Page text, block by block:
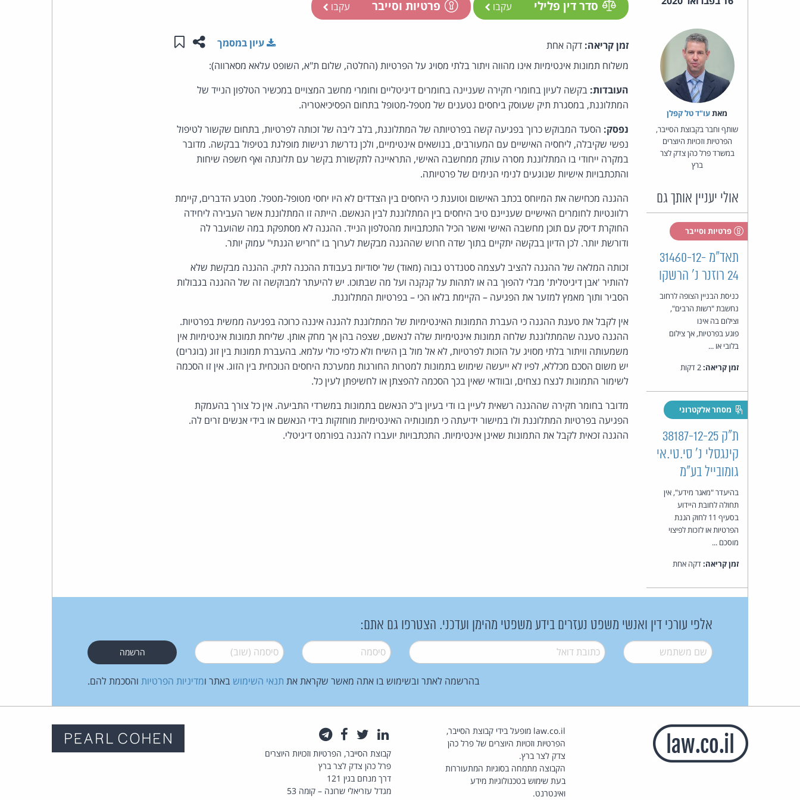
סדר דין פלילי עקבו פרטיות וסייבר עקבו
מאת‏עו"ד טל קפלן
שותף וחבר בקבוצת הסייבר,
הפרטיות וזכויות היוצרים
במשרד פרל כהן צדק לצר
ברץ
אולי יעניין אותך גם
פרטיות וסייבר
תאד"מ 31460-12-
24 רוזנר נ' הרשקו
כניסת הבניין הצופה לרחוב
נחשבת "רשות הרבים",
וצילום בה אינו
פוגע בפרטיות, אך צילום
בלובי או ...
זמן קריאה:
מסחר אלקטרוני
ת"ק 38187-12-25
קינגסלי נ' סי.טי.אי
גומובייל בע"מ
בהיעדר "מאגר מידע", אין
תחולה לחובת היידוע
בסעיף 11 לחוק הגנת
הפרטיות או לזכות לפיצוי
מוסכם ...
זמן קריאה:דקה אחת
זמן קריאה: דקה אחת שתפו עמוד זה
שמור ב"תכנים שלי"
עיון במסמך
משלוח תמונות אינטימיות אינו מהווה ויתור בלתי מסויג על הפרטיות (החלטה, שלום ת"א, השופט עלאא מסארווה):
העובדות: בקשה לעיון בחומרי חקירה שעניינה בחומרים דיגיטליים וחומרי מחשב המצויים במכשיר הטלפון הנייד של
המתלוננת, במסגרת תיק שעוסק ביחסים נטענים של מטפל-מטופל בתחום הפסיכיאטריה.
נפסק: הסעד המבוקש כרוך בפגיעה קשה בפרטיותה של המתלוננת, בלב ליבה של זכותה לפרטיות, בתחום שקשור לטיפול
נפשי שקיבלה, ליחסיה האישיים עם המעורבים, בנושאים אינטימיים, ולכן נדרשת רגישות מופלגת בטיפול בבקשה. מדובר
במקרה ייחודי בו המתלוננת מסרה עותק ממחשבה האישי, התראיינה לתקשורת בקשר עם תלונתה ואף חשפה שיחות
והתכתבויות אישיות שנוגעים לנימי הנימים של פרטיותה.
ההגנה מכחישה את המיוחס בכתב האישום וטוענת כי היחסים בין הצדדים לא היו יחסי מטופל-מטפל. מטבע הדברים, קיימת
רלוונטיות לחומרים האישיים שעניינם טיב היחסים בין המתלוננת לבין הנאשם. הייתה זו המתלוננת אשר העבירה ליחידה
החוקרת דיסק עם תוכן מחשבה האישי ואשר הכיל התכתבויות מהטלפון הנייד. ההגנה לא מסתפקת במה שהועבר לה
ודורשת יותר. לכן הדיון בבקשה יתקיים בתוך שדה חרוש שההגנה מבקשת לערוך בו "חריש הגנתי" עמוק יותר.
זכותה המלאה של ההגנה להציב לעצמה סטנדרט גבוה (מאוד) של יסודיות בעבודת ההכנה לתיק. ההגנה מבקשת שלא
להותיר 'אבן דיגיטלית' מבלי להפוך בה או לתהות על קנקנה ועל מה שבתוכו. יש להיעתר למבוקשה זה של ההגנה בגבולות
הסביר ותוך מאמץ למזער את הפגיעה – הקיימת בלאו הכי – בפרטיות המתלוננת.
אין לקבל את טענת ההגנה כי העברת התמונות האינטימיות של המתלוננת להגנה איננה כרוכה בפגיעה ממשית בפרטיות.
ההגנה טענה שהמתלוננת שלחה תמונות אינטימיות שלה לנאשם, שצפה בהן אך מחק אותן. שליחת תמונות אינטימיות אין
משמעותה וויתור בלתי מסויג על הזכות לפרטיות, לא אל מול בן השיח ולא כלפי כולי עלמא. בהעברת תמונות בין זוג (בוגרים)
יש משום הסכם מכללא, לפיו לא ייעשה שימוש בתמונות למטרות החורגות ממערכת היחסים הנוכחית בין הזוג. אין זו הסכמה
לשימור התמונות לנצח נצחים, ובוודאי שאין בכך הסכמה להפצתן או לחשיפתן לעין כל.
מדובר בחומר חקירה שההגנה רשאית לעיין בו ודי בעיון ב"כ הנאשם בתמונות במשרדי התביעה. אין כל צורך בהעמקת
הפגיעה בפרטיות המתלוננת ולו במישור ידיעתה כי תמונותיה האינטימיות מוחזקות בידי הנאשם או בידי אנשים זרים לה.
ההגנה זכאית לקבל את התמונות שאינן אינטימיות. התכתבויות יועברו להגנה בפורמט דיגיטלי.
אלפי עורכי דין ואנשי משפט נעזרים בידע משפטי מהימן ועדכני. הצטרפו גם אתם:
שם משתמש* דואל* סיסמה* סיסמה (שוב)*
בהרשמה לאתר ובשימוש בו אתה מאשר שקראת את תנאי השימוש באתר ומדיניות הפרטיות והסכמת להם.
law.co.il מופעל בידי קבוצת הסייבר,
הפרטיות וזכויות היוצרים של פרל כהן
צדק לצר ברץ.
הקבוצה מתמחה בסוגיות המתעוררות
בעת שימוש בטכנולוגיות מידע
ואינטרנט.
לינקדאין
טוויטרפייסבוק
קבוצת הסייבר, הפרטיות וזכויות היוצרים
פרל כהן צדק לצר ברץ
דרך מנחם בגין 121
מגדל עזריאלי שרונה – קומה 53